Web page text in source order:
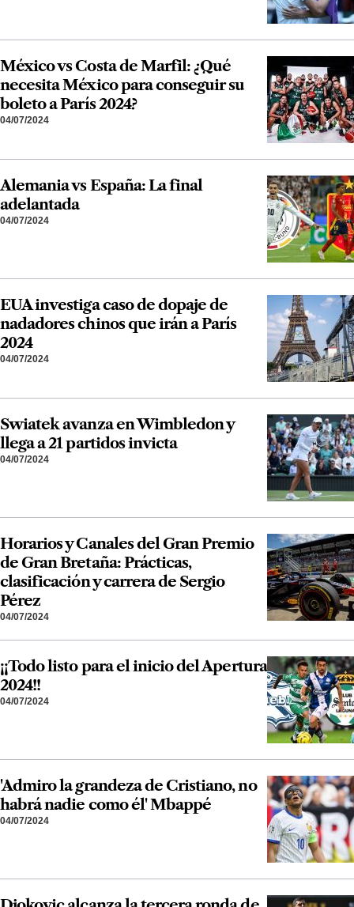
México vs Costa de Marfil: ¿Qué
necesita México para conseguir su
boleto a París 2024?
04/07/2024
Alemania vs España: La final
adelantada
04/07/2024
EUA investiga caso de dopaje de
nadadores chinos que irán a París
2024
04/07/2024
Swiatek avanza en Wimbledon y
llega a 21 partidos invicta
04/07/2024
Horarios y Canales del Gran Premio
de Gran Bretaña: Prácticas,
clasificación y carrera de Sergio
Pérez
04/07/2024
¡¡Todo listo para el inicio del Apertura
2024!!
04/07/2024
'Admiro la grandeza de Cristiano, no
habrá nadie como él' Mbappé
04/07/2024